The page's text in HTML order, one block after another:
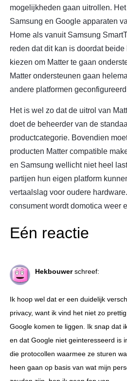
mogelijkheden gaan uitrollen.
Samsung en Google apparaten
Home als vanuit Samsung
reden dat dit kan is doordat
kiezen om Matter te gaan
Matter ondersteunen gaan
andere platformen
Het is wel zo dat de uitrol van
doet de beheerder van de
productcategorie. Bovendien
producten Matter compatible
en Samsung wellicht niet heel
partijen hun eigen platform
vertaalslag voor oudere
consument wordt domotica weer
Eén reactie
Hekbouwer schreef:
Ik hoop wel dat er een duidelijk
privacy, want ik vind het niet zo
Google komen te liggen. Ik snap dat
en dat Google niet geinteresseerd is
die protocollen waarmee ze sturen
heen gaan op basis van wat mijn